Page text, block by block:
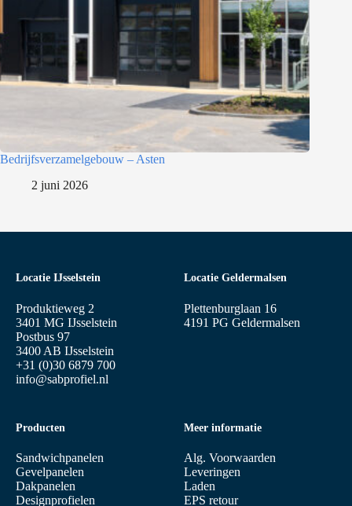
Bedrijfsverzamelgebouw – Asten
2 juni 2026
Locatie IJsselstein
Produktieweg 2
3401 MG IJsselstein
Postbus 97
3400 AB IJsselstein
+31 (0)30 6879 700
info@sabprofiel.nl
Producten
Sandwichpanelen
Gevelpanelen
Dakpanelen
Designprofielen
Meer informatie
Alg. Voorwaarden
Leveringen
Laden
EPS retour
Locatie Geldermalsen
Plettenburglaan 16
4191 PG Geldermalsen